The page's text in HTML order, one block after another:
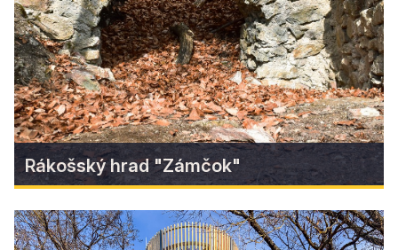
Find more
Rákošský hrad "Zámčok"